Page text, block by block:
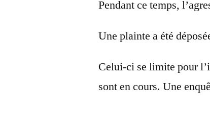
Pendant ce temps,
Une plainte a été
Celui-ci se limite pour
sont en cours. Une